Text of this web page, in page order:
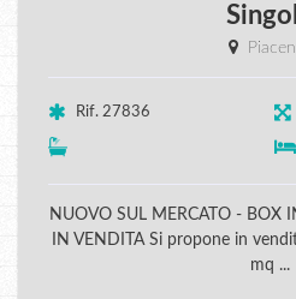
Rif. 27836
NUOVO SUL MERCATO - BOX
IN VENDITA Si propone in
mq ...